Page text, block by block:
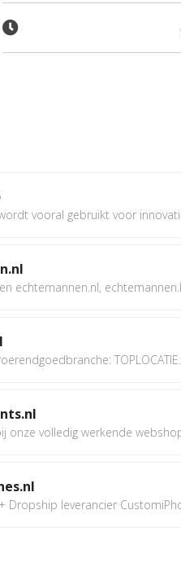
vooral gebruikt voor
echtemannen.nl,
onze volledig werkende webshop
Dropship leverancier